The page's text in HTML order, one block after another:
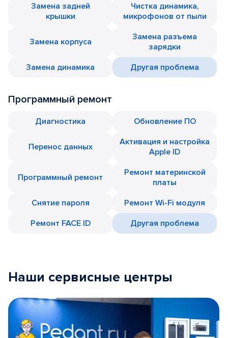
Замена задней
крышки
Чистка динамика,
микрофонов от пыли
Замена корпуса
Замена разъема
зарядки
Замена динамика
Другая проблема
Программный ремонт
Диагностика Обновление ПО
Перенос данных
Активация и настройка
Apple ID
Программный ремонт
Ремонт материнской
платы
Снятие пароля
Ремонт Wi-Fi модуля
Ремонт FACE ID
Другая проблема
Наши сервисные центры